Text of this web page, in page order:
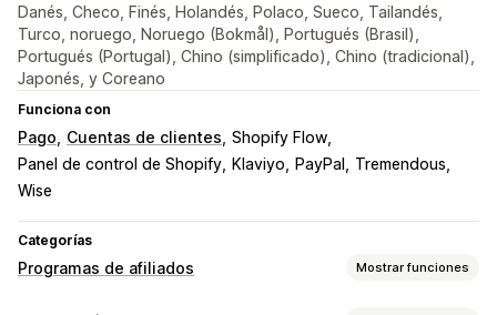
Danés, Checo, Finés, Holandés, Polaco, Sueco, Tailandés,
Turco, noruego, Noruego (Bokmål), Portugués (Brasil),
Portugués (Portugal), Chino (simplificado), Chino (tradicional),
Japonés, y Coreano
Funciona con
Pago Cuentas de clientes Shopify Flow
Panel de control de Shopify
Klaviyo PayPal
Tremendous
Wise
Categorías
Programas de afiliados Mostrar funciones